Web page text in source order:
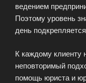
ведением
Поэтому уровень
день
К каждому клиенту
неповторимый
помощь юриста и